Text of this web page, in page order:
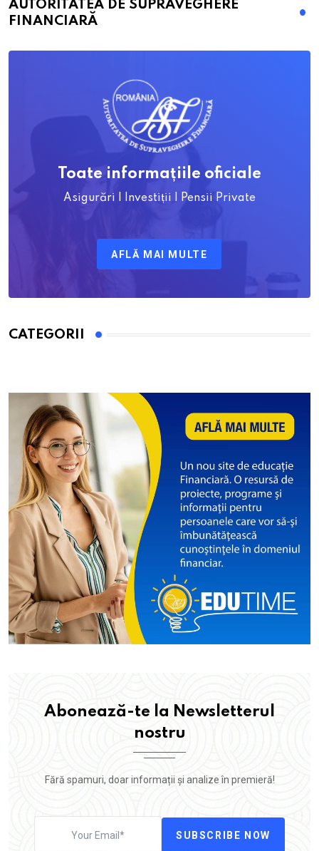
AUTORITATEA DE SUPRAVEGHERE
FINANCIARĂ
Toate informațiile oficiale
Asigurări | Investiții | Pensii Private
AFLĂ MAI MULTE
CATEGORII
Abonează-te la Newsletterul
nostru
Fără spamuri, doar informații și analize în premieră!
SUBSCRIBE NOW